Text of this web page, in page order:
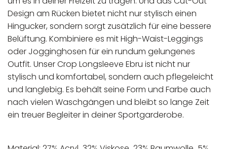
Design am Rücken bietet nicht nur stylisch einen
Hingucker, sondern sorgt zusätzlich für eine bessere
Belüftung. Kombiniere es mit High-Waist-Leggings
oder Jogginghosen für ein rundum gelungenes
Outfit. Unser Crop Longsleeve Ebru ist nicht nur
stylisch und komfortabel, sondern auch pflegeleicht
und langlebig. Es behält seine Form und Farbe auch
nach vielen Waschgängen und bleibt so lange Zeit
ein treuer Begleiter in deiner Sportgarderobe.